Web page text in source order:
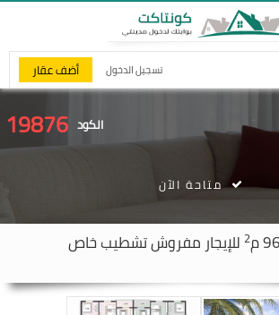
تسجيل الدخول أضف عقار
الكود 19876
2 للإيجار مفروش تشطيب خاص
متاحة الآن